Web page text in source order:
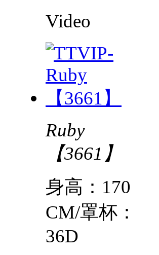
Video
Ruby
【3661】
身高：170
CM/罩杯：
36D